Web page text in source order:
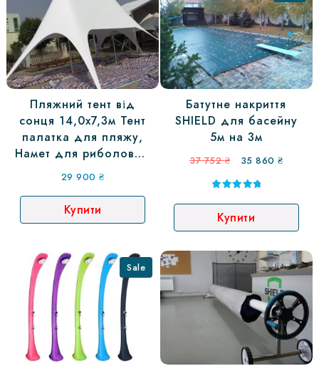
Пляжний тент від
сонця 14,0х7,3м Тент
палатка для пляжу,
Намет для риболовлі,
Палатка для природи
29 900₴
Купити
Батутне накриття
SHIELD для басейну
5м на 3м
37 752₴
Оригінальна
ціна:
37
752 ₴.
35 860₴
860 ₴.
5.00
з 5
Купити
Sale